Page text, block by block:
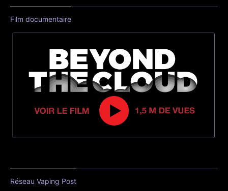
Film documentaire
Réseau Vaping Post